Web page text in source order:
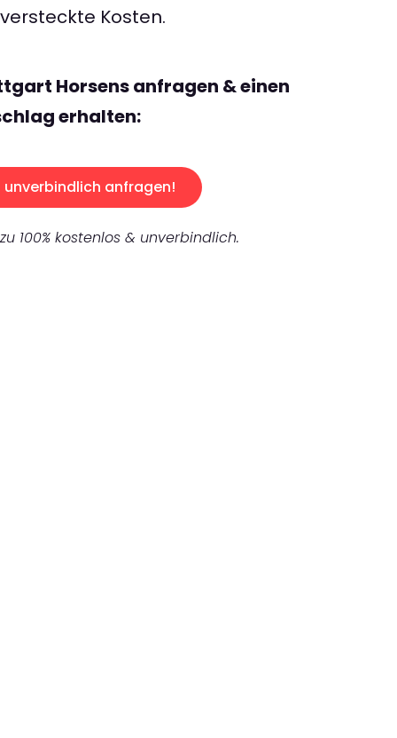
Kosten.
Horsens anfragen & einen
erhalten:
unverbindlich anfragen!
100% kostenlos & unverbindlich.